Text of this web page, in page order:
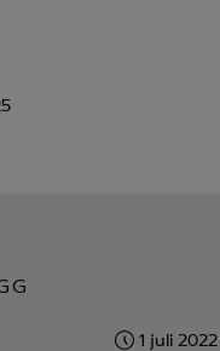
1 juli 2022